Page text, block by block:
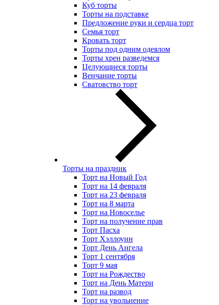
Куб торты
Торты на подставке
Предложение руки и сердца торт
Семья торт
Кровать торт
Торты под одним одеялом
Торты хрен разведемся
Целующиеся торты
Венчание торты
Сватовство торт
Торты на праздник
Торт на Новый Год
Торт на 14 февраля
Торт на 23 февраля
Торт на 8 марта
Торт на Новоселье
Торт на получение прав
Торт Пасха
Торт Хэллоуин
Торт День Ангела
Торт 1 сентября
Торт 9 мая
Торт на Рождество
Торт на День Матери
Торт на развод
Торт на увольнение